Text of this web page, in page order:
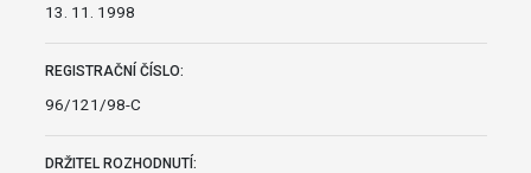
13. 11. 1998
REGISTRAČNÍ ČÍSLO:
96/121/98-C
DRŽITEL ROZHODNUTÍ: